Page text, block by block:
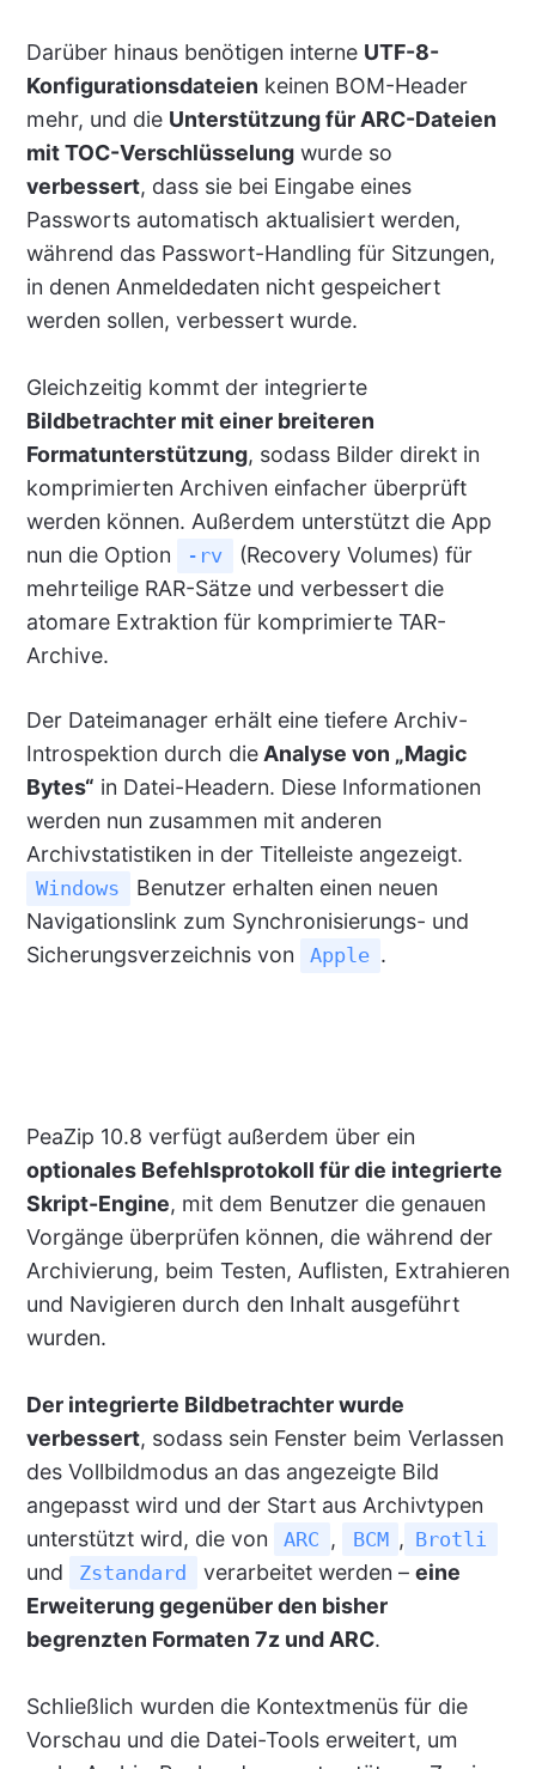
Darüber hinaus benötigen interne UTF-8-
Konfigurationsdateien keinen BOM-Header
mehr, und die Unterstützung für ARC-Dateien
mit TOC-Verschlüsselungwurde so
verbessert, dass sie bei Eingabe eines
Passworts automatisch aktualisiert werden,
während das Passwort-Handling für Sitzungen,
in denen Anmeldedaten nicht gespeichert
werden sollen, verbessert wurde.
Gleichzeitig kommt der integrierte
Bildbetrachter mit einer breiteren
Formatunterstützung, sodass Bilder direkt in
komprimierten Archiven einfacher überprüft
werden können. Außerdem unterstützt die App
nun die Option
-rv
(Recovery Volumes) für
mehrteilige RAR-Sätze und verbessert die
atomare Extraktion für komprimierte TAR-
Archive.
Der Dateimanager erhält eine tiefere Archiv-
Introspektion durch dieAnalyse von „Magic
Bytes“ in Datei-Headern. Diese Informationen
werden nun zusammen mit anderen
Archivstatistiken in der Titelleiste angezeigt.
Windows
Benutzer erhalten einen neuen
Navigationslink zum Synchronisierungs- und
Sicherungsverzeichnis von
Apple .
PeaZip 10.8 verfügt außerdem über ein
optionales Befehlsprotokoll für die integrierte
Skript-Engine, mit dem Benutzer die genauen
Vorgänge überprüfen können, die während der
Archivierung, beim Testen, Auflisten, Extrahieren
und Navigieren durch den Inhalt ausgeführt
wurden.
Der integrierte Bildbetrachter wurde
verbessert, sodass sein Fenster beim Verlassen
des Vollbildmodus an das angezeigte Bild
angepasst wird und der Start aus Archivtypen
unterstützt wird, die von
ARC , BCM , Brotli
und Zstandard verarbeitet werden – eine
Erweiterung gegenüber den bisher
begrenzten Formaten 7z und ARC.
Schließlich wurden die Kontextmenüs für die
Vorschau und die Datei-Tools erweitert, um